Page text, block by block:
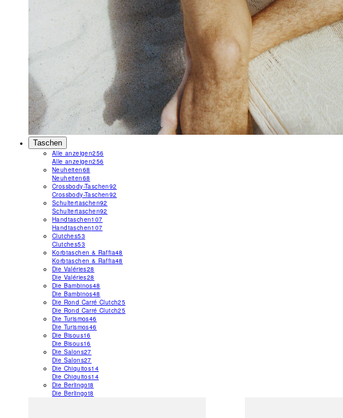
Taschen
Alle anzeigen256
Alle anzeigen256
Neuheiten68
Neuheiten68
Crossbody-Taschen92
Crossbody-Taschen92
Schultertaschen92
Schultertaschen92
Handtaschen107
Handtaschen107
Clutches53
Clutches53
Korbtaschen & Raffia48
Korbtaschen & Raffia48
Die Valéries28
Die Valéries28
Die Bambinos48
Die Bambinos48
Die Rond Carré Clutch25
Die Rond Carré Clutch25
Die Turismos46
Die Turismos46
Die Bisous16
Die Bisous16
Die Salons27
Die Salons27
Die Chiquitos14
Die Chiquitos14
Die Berlingot8
Die Berlingot8